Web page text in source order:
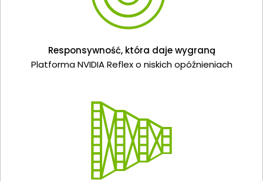
Responsywność, która daje wygraną
Platforma NVIDIA Reflex o niskich opóźnieniach